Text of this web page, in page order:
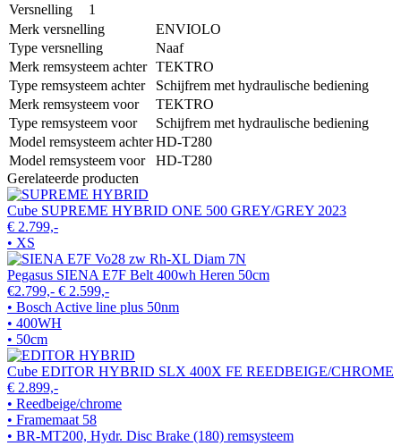
Versnelling
1
Merk versnelling
ENVIOLO
Type versnelling
Naaf
Merk remsysteem achter TEKTRO
Type remsysteem achter
Schijfrem met hydraulische bediening
Merk remsysteem voor
TEKTRO
Type remsysteem voor
Schijfrem met hydraulische bediening
Model remsysteem achterHD-T280
Model remsysteem voor
HD-T280
Gerelateerde producten
Cube SUPREME HYBRID ONE 500 GREY/GREY 2023
€ 2.799,-
• XS
Pegasus SIENA E7F Belt 400wh Heren 50cm
€2.799,- € 2.599,-
• Bosch Active line plus 50nm
• 400WH
• 50cm
Cube EDITOR HYBRID SLX 400X FE REEDBEIGE/CHROME
€ 2.899,-
• Reedbeige/chrome
• Framemaat 58
• BR-MT200, Hydr. Disc Brake (180) remsysteem